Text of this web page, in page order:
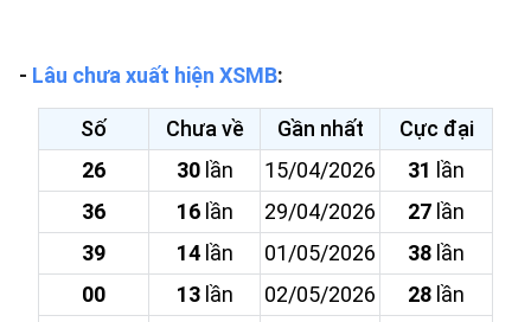
- Lâu chưa xuất hiện XSMB:
Số Chưa về Gần nhất
Cực đại
26
30lần 15/04/2026 31 lần
36
16lần 29/04/2026 27 lần
39
14lần 01/05/2026 38 lần
00
13lần 02/05/2026 28 lần